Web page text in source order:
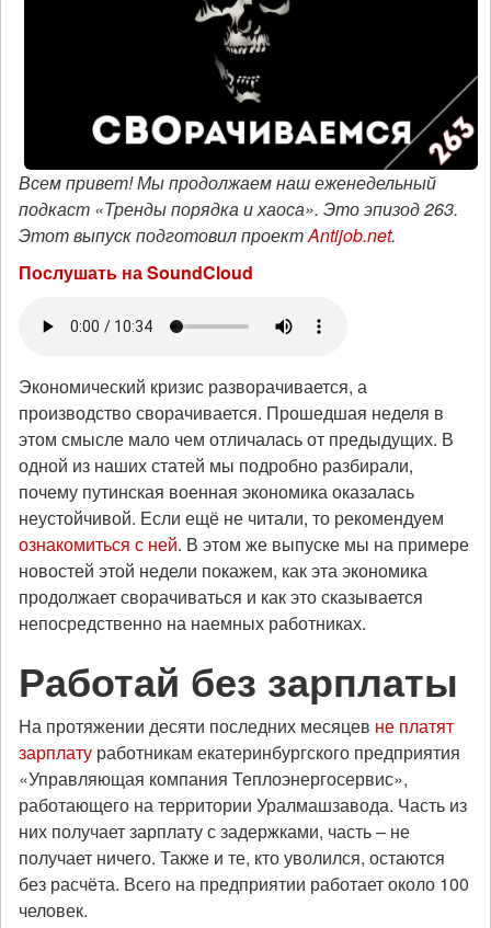
Всем привет! Мы продолжаем наш еженедельный
подкаст «Тренды порядка и хаоса». Это эпизод 263.
Этот выпуск подготовил проектAntijob.net.
Послушать на SoundCloud
Экономический кризис разворачивается, а
производство сворачивается. Прошедшая неделя в
этом смысле мало чем отличалась от предыдущих. В
одной из наших статей мы подробно разбирали,
почему путинская военная экономика оказалась
неустойчивой. Если ещё не читали, то рекомендуем
ознакомиться с ней. В этом же выпуске мы на примере
новостей этой недели покажем, как эта экономика
продолжает сворачиваться и как это сказывается
непосредственно на наемных работниках.
Работай без зарплаты
На протяжении десяти последних месяцев не платят
зарплату работникам екатеринбургского предприятия
«Управляющая компания Теплоэнергосервис»,
работающего на территории Уралмашзавода. Часть из
них получает зарплату с задержками, часть – не
получает ничего. Также и те, кто уволился, остаются
без расчёта. Всего на предприятии работает около 100
человек.